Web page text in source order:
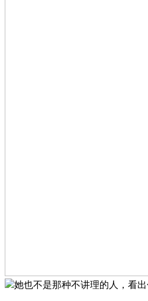
她也不是那种不讲理的人，看出